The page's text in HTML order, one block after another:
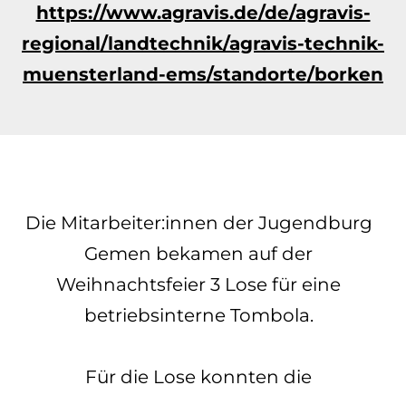
https://www.agravis.de/de/agravis-
regional/landtechnik/agravis-technik-
muensterland-ems/standorte/borken
Die Mitarbeiter:innen der Jugendburg
Gemen bekamen auf der
Weihnachtsfeier 3 Lose für eine
betriebsinterne Tombola.
Für die Lose konnten die